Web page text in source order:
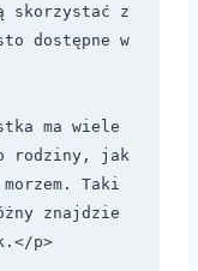
skorzystać z
dostępne w
ma wiele
rodziny, jak
Taki
znajdzie
p>